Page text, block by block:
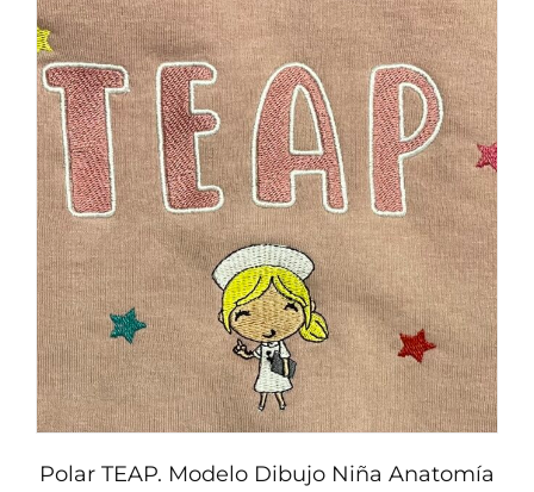
variantes.
Las
opciones
se
pueden
elegir
en
la
página
de
producto
Polar TEAP. Modelo Dibujo Niña Anatomía